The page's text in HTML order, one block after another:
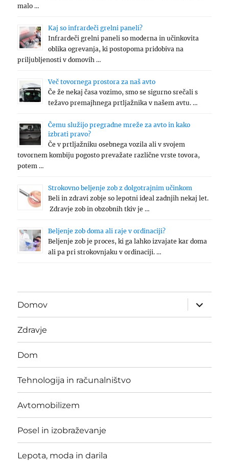
malo …
Kaj so infrardeči grelni paneli?
Infrardeči grelni paneli so moderna in učinkovita
oblika ogrevanja, ki postopoma pridobiva na
priljubljenosti v domovih …
Več tovornega prostora za naš avto
Če že nekaj časa vozimo, smo se sigurno srečali s
težavo premajhnega prtljažnika v našem avtu. …
Čemu služijo pregradne mreže za avto in kako
izbrati pravo?
Če v prtljažniku osebnega vozila ali v svojem
tovornem kombiju pogosto prevažate različne vrste tovora,
potem …
Strokovno beljenje zob z dolgotrajnim učinkom
Beli in zdravi zobje so lepotni ideal zadnjih nekaj let.
Zdravje zob in obzobnih tkiv je …
Beljenje zob doma ali raje v ordinaciji?
Beljenje zob je proces, ki ga lahko izvajate kar doma
ali pa pri strokovnjaku v ordinaciji. …
Domov
expand
child
menu
Zdravje
Dom
Tehnologija in računalništvo
Avtomobilizem
Posel in izobraževanje
Lepota, moda in darila